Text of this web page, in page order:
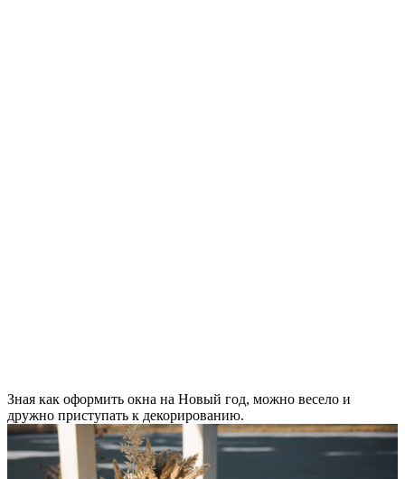
Зная как оформить окна на Новый год, можно весело и
дружно приступать к декорированию.